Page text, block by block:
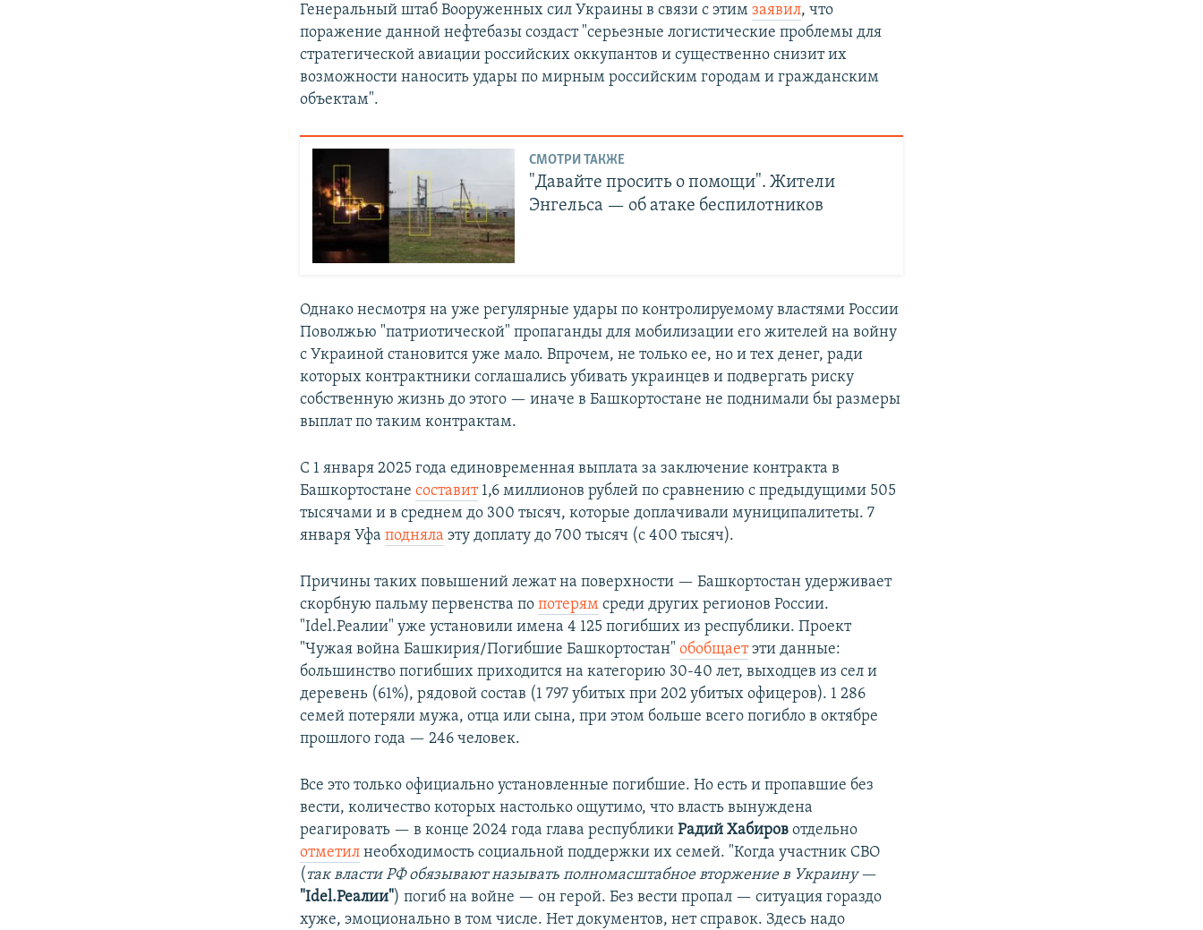
Генеральный штаб Вооруженных сил Украины в связи с этимзаявил, что
поражение данной нефтебазы создаст "серьезные логистические проблемы для
стратегической авиации российских оккупантов и существенно снизит их
возможности наносить удары по мирным российским городам и гражданским
объектам".
СМОТРИ ТАКЖЕ
"Давайте просить о помощи". Жители
Энгельса — об атаке беспилотников
Однако несмотря на уже регулярные удары по контролируемому властями России
Поволжью "патриотической" пропаганды для мобилизации его жителей на войну
с Украиной становится уже мало. Впрочем, не только ее, но и тех денег, ради
которых контрактники соглашались убивать украинцев и подвергать риску
собственную жизнь до этого — иначе в Башкортостане не поднимали бы размеры
выплат по таким контрактам.
С 1 января 2025 года единовременная выплата за заключение контракта в
Башкортостанесоставит1,6 миллионов рублей по сравнению с предыдущими 505
тысячами и в среднем до 300 тысяч, которые доплачивали муниципалитеты. 7
января Уфаподняла эту доплату до 700 тысяч (с 400 тысяч).
Причины таких повышений лежат на поверхности — Башкортостан удерживает
скорбную пальму первенства попотерям среди других регионов России.
"Idel.Реалии" уже установили имена 4 125 погибших из республики. Проект
"Чужая война Башкирия/Погибшие Башкортостан"обобщаетэти данные:
большинство погибших приходится на категорию 30-40 лет, выходцев из сел и
деревень (61%), рядовой состав (1 797 убитых при 202 убитых офицеров). 1 286
семей потеряли мужа, отца или сына, при этом больше всего погибло в октябре
прошлого года — 246 человек.
Все это только официально установленные погибшие. Но есть и пропавшие без
вести, количество которых настолько ощутимо, что власть вынуждена
реагировать — в конце 2024 года глава республикиРадий Хабиров отдельно
отметил необходимость социальной поддержки их семей. "Когда участник СВО
( так власти РФ обязывают называть полномасштабное вторжение в Украину—
"Idel.Реалии") погиб на войне — он герой. Без вести пропал — ситуация гораздо
хуже, эмоционально в том числе. Нет документов, нет справок. Здесь надо